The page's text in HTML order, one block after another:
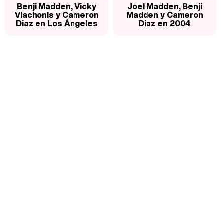
Benji Madden, Vicky
Vlachonis y Cameron
Diaz en Los Ángeles
Joel Madden, Benji
Madden y Cameron
Diaz en 2004